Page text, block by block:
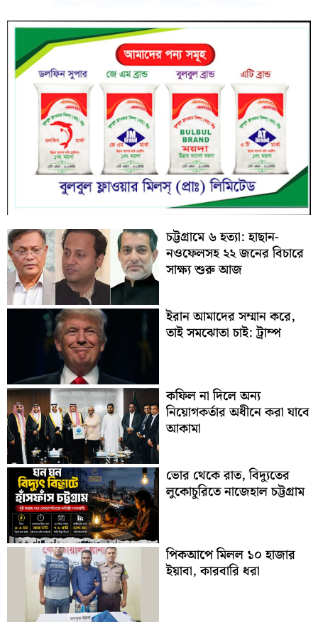
চট্টগ্রামে ৬ হত্যা: হাছান-
নওফেলসহ ২২ জনের বিচারে
সাক্ষ্য শুরু আজ
ইরান আমাদের সম্মান করে,
তাই সমঝোতা চাই: ট্রাম্প
কফিল না দিলে অন্য
নিয়োগকর্তার অধীনে করা যাবে
আকামা
ভোর থেকে রাত, বিদ্যুতের
লুকোচুরিতে নাজেহাল চট্টগ্রাম
পিকআপে মিলল ১০ হাজার
ইয়াবা, কারবারি ধরা